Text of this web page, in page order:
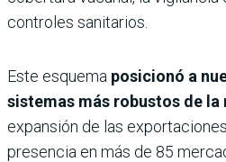
controles sanitarios.
Este esquema posicionó a
sistemas más robustos de la
expansión de las
presencia en más de 85